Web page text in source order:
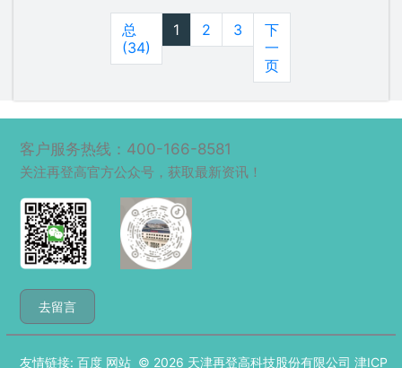
总
(34)
1 2 3
下
一
页
客户服务热线：400-166-8581
关注再登高官方公众号，获取最新资讯！
去留言
友情链接: 百度 网站 © 2026 天津再登高科技股份有限公司 津ICP